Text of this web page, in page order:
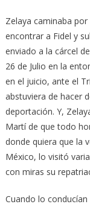
Zelaya caminaba
encontrar a Fidel y
enviado a la cárcel
26 de Julio en la
en el juicio, ante el
abstuviera de hacer
deportación. Y,
Martí de que todo
donde quiera que la
México, lo visitó
con miras su
Cuando lo